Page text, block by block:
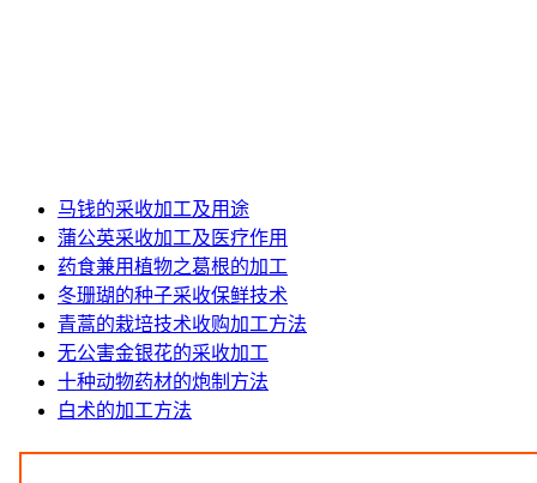
马钱的采收加工及用途
蒲公英采收加工及医疗作用
药食兼用植物之葛根的加工
冬珊瑚的种子采收保鲜技术
青蒿的栽培技术收购加工方法
无公害金银花的采收加工
十种动物药材的炮制方法
白术的加工方法